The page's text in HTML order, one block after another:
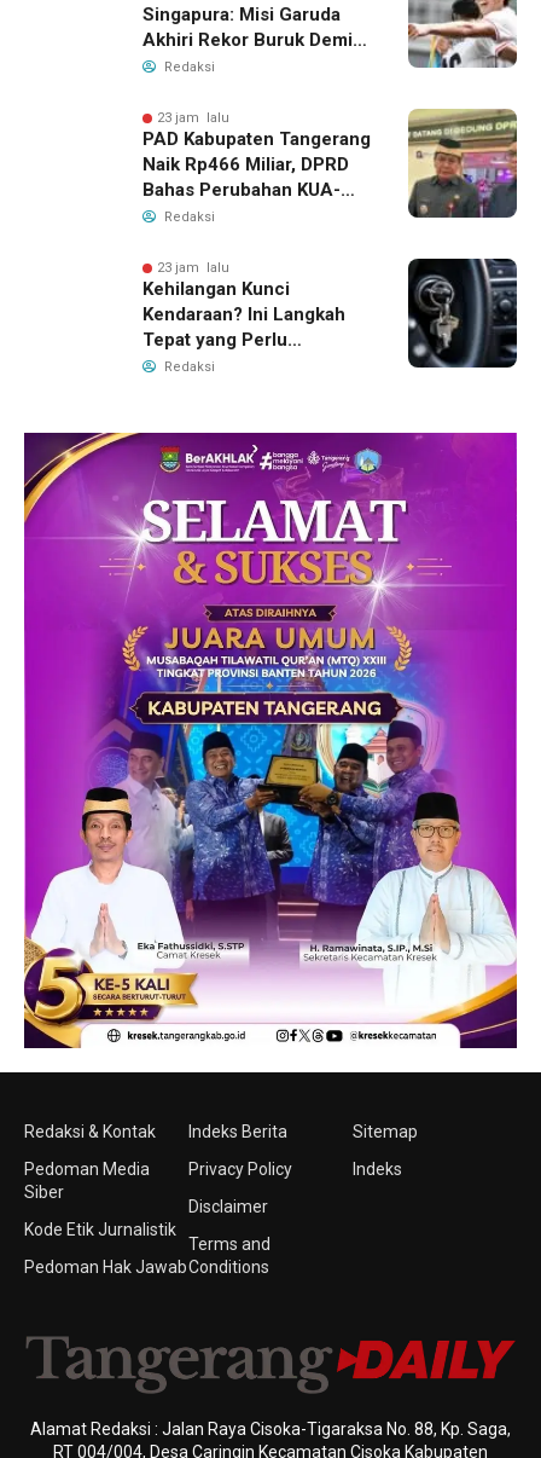
Singapura: Misi Garuda
Akhiri Rekor Buruk Demi
Tiket Semifinal Piala AFF
Redaksi
23 jam lalu
PAD Kabupaten Tangerang
Naik Rp466 Miliar, DPRD
Bahas Perubahan KUA-
PPAS 2026
Redaksi
23 jam lalu
Kehilangan Kunci
Kendaraan? Ini Langkah
Tepat yang Perlu
Dilakukan
Redaksi
Redaksi & Kontak
Pedoman Media
Siber
Kode Etik Jurnalistik
Pedoman Hak Jawab
Indeks Berita
Privacy Policy
Disclaimer
Terms and
Conditions
Sitemap
Indeks
Alamat Redaksi : Jalan Raya Cisoka-Tigaraksa No. 88, Kp. Saga,
RT 004/004, Desa Caringin Kecamatan Cisoka Kabupaten